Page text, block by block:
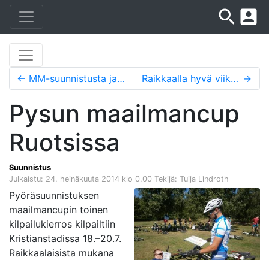
search account_box
← MM-suunnistusta ja FIN5 Raikkaalla hyvä viikonloppu aluemestaruuskisoissa →
Pysun maailmancup
Ruotsissa
Suunnistus
Julkaistu: 24. heinäkuuta 2014 klo 0.00 Tekijä: Tuija Lindroth
Pyöräsuunnistuksen
maailmancupin toinen
kilpailukierros kilpailtiin
Kristianstadissa 18.–20.7.
Raikkaalaisista mukana